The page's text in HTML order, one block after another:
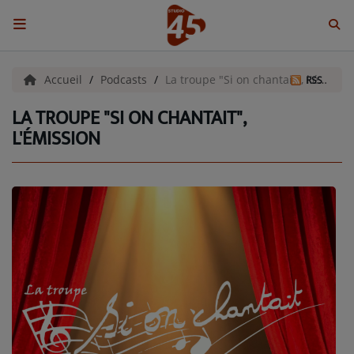
ACCUEIL
Emissions
BENJI & COMPAGNIE
GIEN, SA FABULEUSE HISTOIRE
GRAFFITI CINÉMA
LES ASSOCIÉS DU JOUR
LA CHRONIQUE ENVIRONNEMENTALE
LA CHRONIQUE MUSICALE
Accueil Podcasts La troupe "Si on chantait", l'émission
RSS
LA TROUPE "SI ON CHANTAIT",
L'ÉMISSION